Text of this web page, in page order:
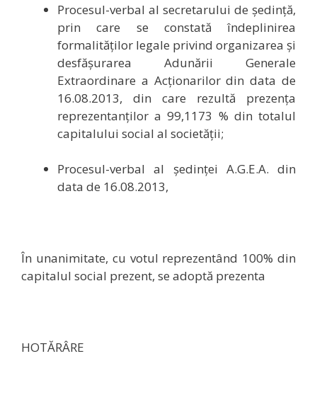
Procesul-verbal al secretarului de ședință,
prin care se constată îndeplinirea
formalităţilor legale privind organizarea şi
desfăşurarea Adunării Generale
Extraordinare a Acţionarilor din data de
16.08.2013, din care rezultă prezenţa
reprezentanţilor a 99,1173 % din totalul
capitalului social al societăţii;
Procesul-verbal al şedinţei A.G.E.A. din
data de 16.08.2013,
În unanimitate, cu votul reprezentând 100% din
capitalul social prezent, se adoptă prezenta
HOTĂRÂRE